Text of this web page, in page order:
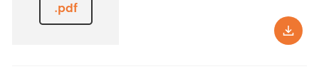
.pdf